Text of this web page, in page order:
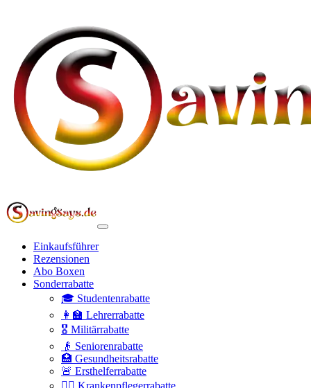
Einkaufsführer
Rezensionen
Abo Boxen
Sonderrabatte
🎓 Studentenrabatte
👩‍🏫 Lehrerrabatte
🎖️ Militärrabatte
👴 Seniorenrabatte
🏥 Gesundheitsrabatte
🚨 Ersthelferrabatte
👩‍⚕️ Krankenpflegerrabatte